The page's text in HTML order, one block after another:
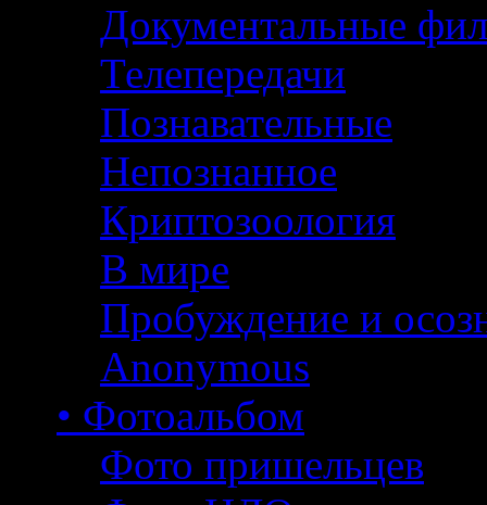
Документальные
Телепередачи
Познавательные
Непознанное
Криптозоология
В мире
Пробуждение и
Anonymous
• Фотоальбом
Фото пришельцев